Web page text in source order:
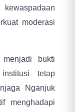
moderasi
bukti
tetap
Nganjuk
menghadapi